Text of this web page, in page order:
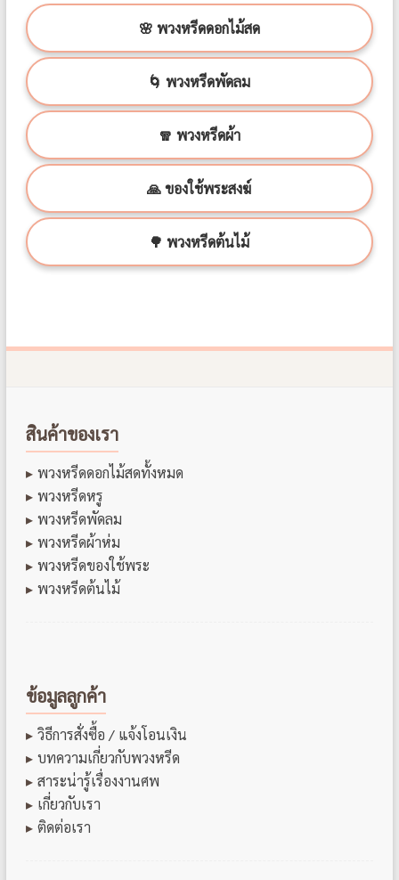
🌸 พวงหรีดดอกไม้สด
🌀 พวงหรีดพัดลม
🧣 พวงหรีดผ้า
🙏 ของใช้พระสงฆ์
🌳 พวงหรีดต้นไม้
สินค้าของเรา
พวงหรีดดอกไม้สดทั้งหมด
พวงหรีดหรู
พวงหรีดพัดลม
พวงหรีดผ้าห่ม
พวงหรีดของใช้พระ
พวงหรีดต้นไม้
ข้อมูลลูกค้า
วิธีการสั่งซื้อ / แจ้งโอนเงิน
บทความเกี่ยวกับพวงหรีด
สาระน่ารู้เรื่องงานศพ
เกี่ยวกับเรา
ติดต่อเรา